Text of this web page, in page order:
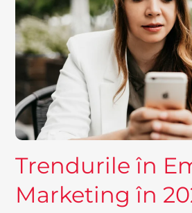
Trendurile în
Marketing în